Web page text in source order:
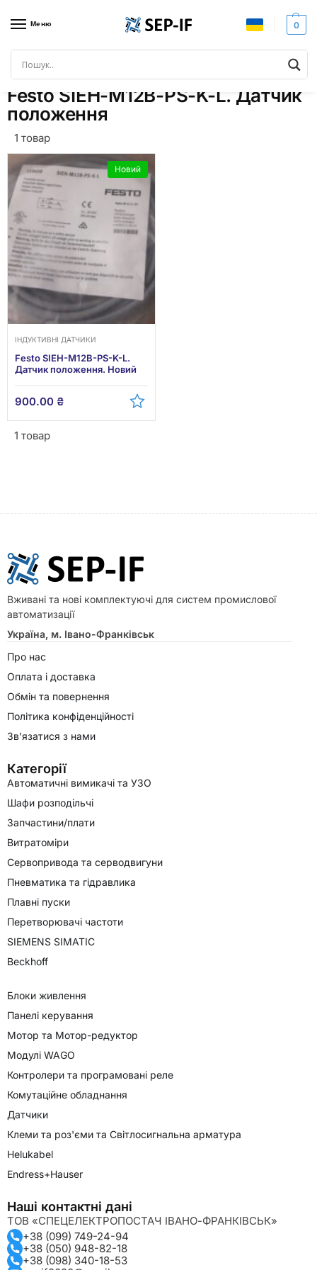
Меню 0
Головна Товари з позначками “Festo SIEH-M12B-PS-K-L. Датчик положення”
Festo SIEH-M12B-PS-K-L. Датчик
положення
1 товар
Новий
ІНДУКТИВНІ ДАТЧИКИ
Festo SIEH-M12B-PS-K-L.
Датчик положення. Новий
900.00 ₴
1 товар
Вживані та нові комплектуючі для систем промислової
автоматизації
Україна, м. Івано-Франківськ
Про нас
Оплата і доставка
Обмін та повернення
Політика конфіденційності
Зв’язатися з нами
Категорії
Автоматичні вимикачі та УЗО
Шафи розподільчі
Запчастини/плати
Витратоміри
Сервопривода та серводвигуни
Пневматика та гідравлика
Плавні пуски
Перетворювачі частоти
SIEMENS SIMATIC
Beckhoff
Блоки живлення
Панелі керування
Мотор та Мотор-редуктор
Модулі WAGO
Контролери та програмовані реле
Комутаційне обладнання
Датчики
Клеми та роз'єми та Світлосигнальна арматура
Helukabel
Endress+Hauser
Наші контактні дані
ТОВ «СПЕЦЕЛЕКТРОПОСТАЧ ІВАНО-ФРАНКІВСЬК»
+38 (099) 749-24-94
+38 (050) 948-82-18
+38 (098) 340-18-53